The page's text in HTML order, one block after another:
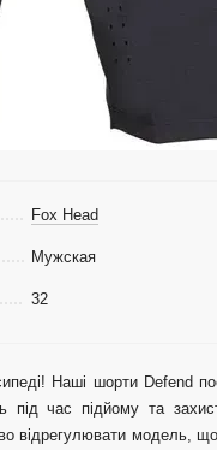
Fox Head
Мужская
32
Наші шорти Defend
під час підйому та
відрегулювати модель,